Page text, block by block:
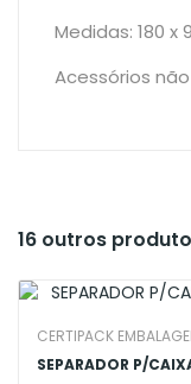
Medidas: 180 x
Acessórios
16 outros
CERTIPACK